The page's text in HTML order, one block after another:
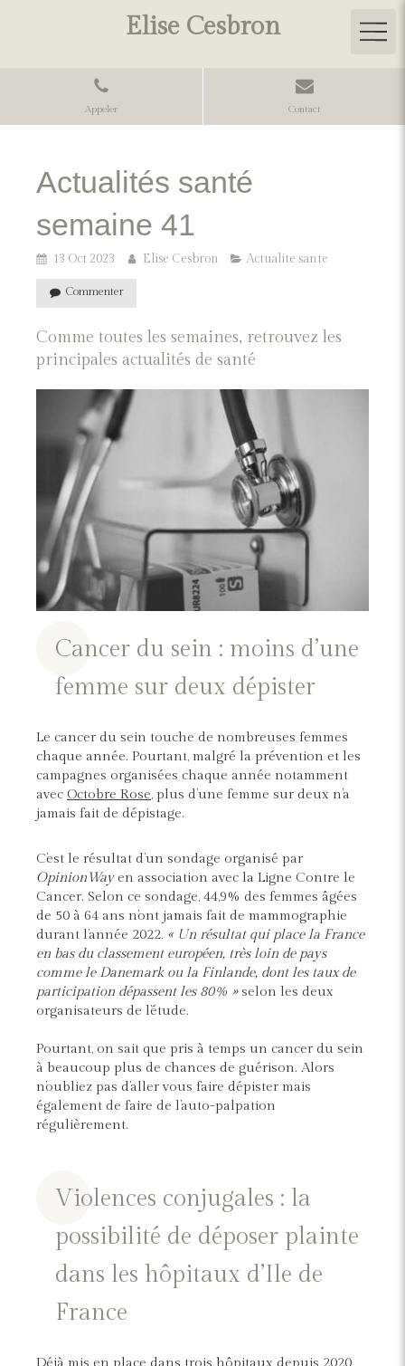
Elise Cesbron
Appeler Contact
Actualités santé
semaine 41
13 Oct 2023 Elise Cesbron Actualite sante
Commenter
Comme toutes les semaines, retrouvez les
principales actualités de santé
Cancer du sein : moins d’une
femme sur deux dépister
Le cancer du sein touche de nombreuses femmes
chaque année. Pourtant, malgré la prévention et les
campagnes organisées chaque année notamment
avec Octobre Rose, plus d’une femme sur deux n’a
jamais fait de dépistage.
C’est le résultat d’un sondage organisé par
OpinionWayen association avec la Ligne Contre le
Cancer. Selon ce sondage, 44,9% des femmes âgées
de 50 à 64 ans n’ont jamais fait de mammographie
durant l’année 2022. « Un résultat qui place la France
en bas du classement européen, très loin de pays
comme le Danemark ou la Finlande, dont les taux de
participation dépassent les 80% »selon les deux
organisateurs de l’étude.
Pourtant, on sait que pris à temps un cancer du sein
à beaucoup plus de chances de guérison. Alors
n’oubliez pas d’aller vous faire dépister mais
également de faire de l’auto-palpation
régulièrement.
Violences conjugales : la
possibilité de déposer plainte
dans les hôpitaux d’Ile de
France